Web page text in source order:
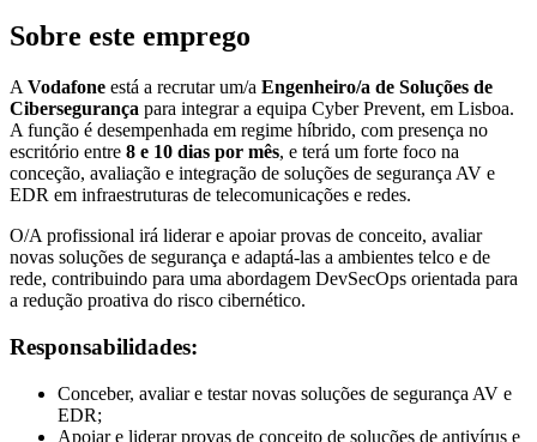
Sobre este emprego
A Vodafone está a recrutar um/a Engenheiro/a de Soluções de
Cibersegurança para integrar a equipa Cyber Prevent, em Lisboa.
A função é desempenhada em regime híbrido, com presença no
escritório entre 8 e 10 dias por mês, e terá um forte foco na
conceção, avaliação e integração de soluções de segurança AV e
EDR em infraestruturas de telecomunicações e redes.
O/A profissional irá liderar e apoiar provas de conceito, avaliar
novas soluções de segurança e adaptá-las a ambientes telco e de
rede, contribuindo para uma abordagem DevSecOps orientada para
a redução proativa do risco cibernético.
Responsabilidades:
Conceber, avaliar e testar novas soluções de segurança AV e
EDR;
Apoiar e liderar provas de conceito de soluções de antivírus e